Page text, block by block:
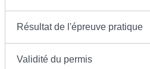
Résultat de l'épreuve pratique
Validité du permis